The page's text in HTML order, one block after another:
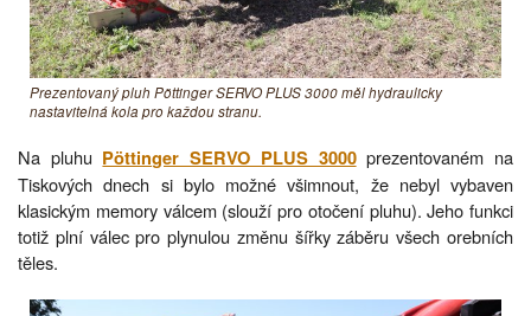
Prezentovaný pluh Pöttinger SERVO PLUS 3000 měl hydraulicky
nastavitelná kola pro každou stranu.
Na pluhu Pöttinger SERVO PLUS 3000prezentovaném na
Tiskových dnech si bylo možné všimnout, že nebyl vybaven
klasickým memory válcem (slouží pro otočení pluhu). Jeho funkci
totiž plní válec pro plynulou změnu šířky záběru všech orebních
těles.